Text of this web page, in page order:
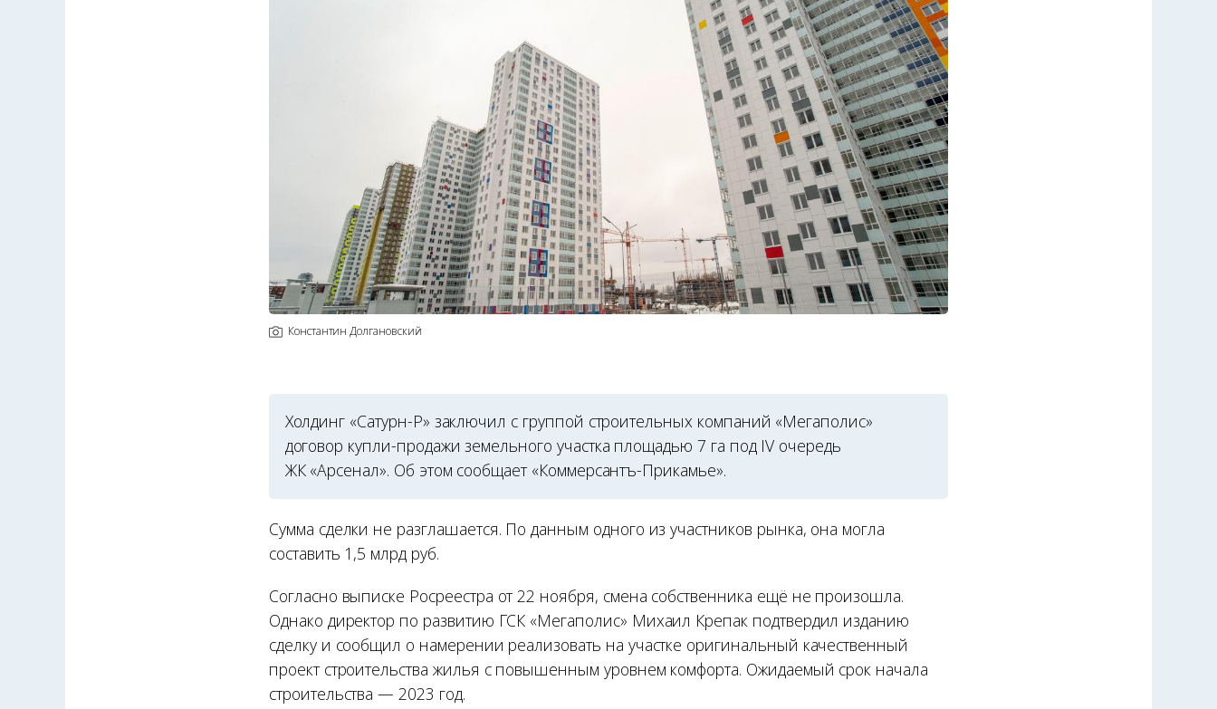
Константин Долгановский
Холдинг «Сатурн-Р» заключил с группой строительных компаний «Мегаполис»
договор купли-продажи земельного участка площадью 7 га под IV очередь
ЖК «Арсенал». Об этом сообщает «Коммерсантъ-Прикамье».
Сумма сделки не разглашается. По данным одного из участников рынка, она могла
составить 1,5 млрд руб.
Согласно выписке Росреестра от 22 ноября, смена собственника ещё не произошла.
Однако директор по развитию ГСК «Мегаполис» Михаил Крепак подтвердил изданию
сделку и сообщил о намерении реализовать на участке оригинальный качественный
проект строительства жилья с повышенным уровнем комфорта. Ожидаемый срок начала
строительства — 2023 год.